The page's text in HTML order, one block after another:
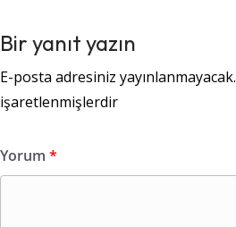
Bir yanıt yazın
E-posta adresiniz yayınlanmayacak.
işaretlenmişlerdir
Yorum *